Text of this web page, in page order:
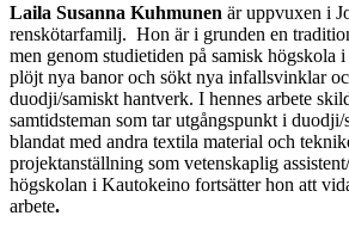
Laila Susanna Kuhmunen är uppvuxen i
renskötarfamilj. Hon är i grunden en
men genom studietiden på samisk högskola
plöjt nya banor och sökt nya infallsvinklar
duodji/samiskt hantverk. I hennes arbete
samtidsteman som tar utgångspunkt i
blandat med andra textila material och
projektanställning som vetenskaplig
högskolan i Kautokeino fortsätter hon att
arbete.